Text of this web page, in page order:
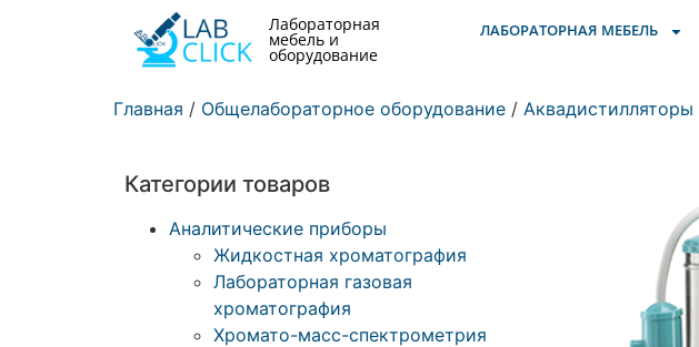
Лабораторная
мебель и
оборудование
ЛАБОРАТОРНАЯ МЕБЕЛЬ
Главная / Общелабораторное оборудование / Аквадистилляторы
Категории товаров
Аналитические приборы
Жидкостная хроматография
Лабораторная газовая
хроматография
Хромато-масс-спектрометрия